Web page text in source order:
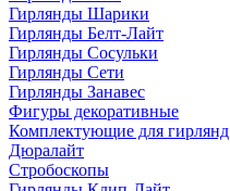
Гирлянды Шарики
Гирлянды Белт-Лайт
Гирлянды Сосульки
Гирлянды Сети
Гирлянды Занавес
Фигуры декоративные
Комплектующие для гирлянд
Дюралайт
Стробоскопы